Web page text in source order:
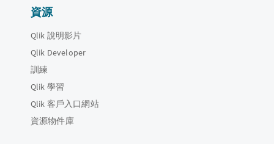
資源
Qlik 說明影片
Qlik Developer
訓練
Qlik 學習
Qlik 客戶入口網站
資源物件庫